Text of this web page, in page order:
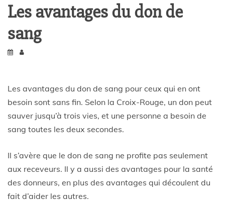
Les avantages du don de
sang
Les avantages du don de sang pour ceux qui en ont
besoin sont sans fin. Selon la Croix-Rouge, un don peut
sauver jusqu’à trois vies, et une personne a besoin de
sang toutes les deux secondes.
Il s’avère que le don de sang ne profite pas seulement
aux receveurs. Il y a aussi des avantages pour la santé
des donneurs, en plus des avantages qui découlent du
fait d’aider les autres.